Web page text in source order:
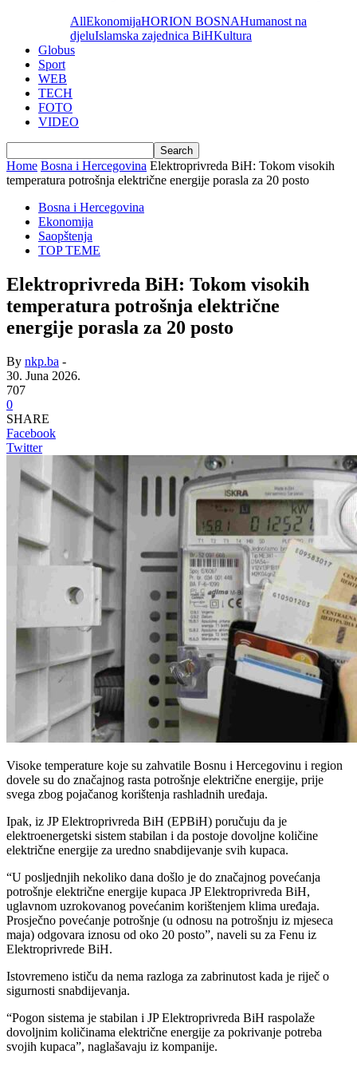
AllEkonomijaHORION BOSNAHumanost na
djeluIslamska zajednica BiHKultura
Globus
Sport
WEB
TECH
FOTO
VIDEO
Home Bosna i Hercegovina Elektroprivreda BiH: Tokom visokih
temperatura potrošnja električne energije porasla za 20 posto
Bosna i Hercegovina
Ekonomija
Saopštenja
TOP TEME
Elektroprivreda BiH: Tokom visokih
temperatura potrošnja električne
energije porasla za 20 posto
By nkp.ba -
30. Juna 2026.
707
0
SHARE
Facebook
Twitter
Visoke temperature koje su zahvatile Bosnu i Hercegovinu i region
dovele su do značajnog rasta potrošnje električne energije, prije
svega zbog pojačanog korištenja rashladnih uređaja.
Ipak, iz JP Elektroprivreda BiH (EPBiH) poručuju da je
elektroenergetski sistem stabilan i da postoje dovoljne količine
električne energije za uredno snabdijevanje svih kupaca.
“U posljednjih nekoliko dana došlo je do značajnog povećanja
potrošnje električne energije kupaca JP Elektroprivreda BiH,
uglavnom uzrokovanog povećanim korištenjem klima uređaja.
Prosječno povećanje potrošnje (u odnosu na potrošnju iz mjeseca
maja) odgovara iznosu od oko 20 posto”, naveli su za Fenu iz
Elektroprivrede BiH.
Istovremeno ističu da nema razloga za zabrinutost kada je riječ o
sigurnosti snabdijevanja.
“Pogon sistema je stabilan i JP Elektroprivreda BiH raspolaže
dovoljnim količinama električne energije za pokrivanje potreba
svojih kupaca”, naglašavaju iz kompanije.